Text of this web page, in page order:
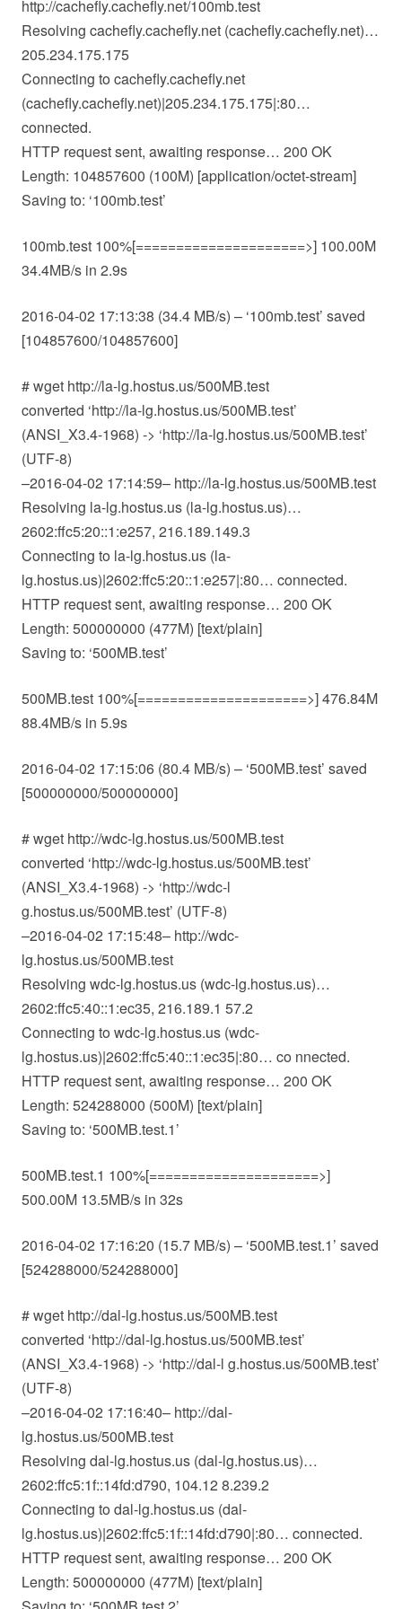
http://cachefly.cachefly.net/100mb.test
Resolving cachefly.cachefly.net (cachefly.cachefly.net)…
205.234.175.175
Connecting to cachefly.cachefly.net
(cachefly.cachefly.net)|205.234.175.175|:80…
connected.
HTTP request sent, awaiting response… 200 OK
Length: 104857600 (100M) [application/octet-stream]
Saving to: ‘100mb.test’
100mb.test 100%[=====================>] 100.00M
34.4MB/s in 2.9s
2016-04-02 17:13:38 (34.4 MB/s) – ‘100mb.test’ saved
[104857600/104857600]
# wget http://la-lg.hostus.us/500MB.test
converted ‘http://la-lg.hostus.us/500MB.test’
(ANSI_X3.4-1968) -> ‘http://la-lg.hostus.us/500MB.test’
(UTF-8)
–2016-04-02 17:14:59– http://la-lg.hostus.us/500MB.test
Resolving la-lg.hostus.us (la-lg.hostus.us)…
2602:ffc5:20::1:e257, 216.189.149.3
Connecting to la-lg.hostus.us (la-
lg.hostus.us)|2602:ffc5:20::1:e257|:80… connected.
HTTP request sent, awaiting response… 200 OK
Length: 500000000 (477M) [text/plain]
Saving to: ‘500MB.test’
500MB.test 100%[=====================>] 476.84M
88.4MB/s in 5.9s
2016-04-02 17:15:06 (80.4 MB/s) – ‘500MB.test’ saved
[500000000/500000000]
# wget http://wdc-lg.hostus.us/500MB.test
converted ‘http://wdc-lg.hostus.us/500MB.test’
(ANSI_X3.4-1968) -> ‘http://wdc-l
g.hostus.us/500MB.test’ (UTF-8)
–2016-04-02 17:15:48– http://wdc-
lg.hostus.us/500MB.test
Resolving wdc-lg.hostus.us (wdc-lg.hostus.us)…
2602:ffc5:40::1:ec35, 216.189.1 57.2
Connecting to wdc-lg.hostus.us (wdc-
lg.hostus.us)|2602:ffc5:40::1:ec35|:80… co nnected.
HTTP request sent, awaiting response… 200 OK
Length: 524288000 (500M) [text/plain]
Saving to: ‘500MB.test.1’
500MB.test.1 100%[=====================>]
500.00M 13.5MB/s in 32s
2016-04-02 17:16:20 (15.7 MB/s) – ‘500MB.test.1’ saved
[524288000/524288000]
# wget http://dal-lg.hostus.us/500MB.test
converted ‘http://dal-lg.hostus.us/500MB.test’
(ANSI_X3.4-1968) -> ‘http://dal-l g.hostus.us/500MB.test’
(UTF-8)
–2016-04-02 17:16:40– http://dal-
lg.hostus.us/500MB.test
Resolving dal-lg.hostus.us (dal-lg.hostus.us)…
2602:ffc5:1f::14fd:d790, 104.12 8.239.2
Connecting to dal-lg.hostus.us (dal-
lg.hostus.us)|2602:ffc5:1f::14fd:d790|:80… connected.
HTTP request sent, awaiting response… 200 OK
Length: 500000000 (477M) [text/plain]